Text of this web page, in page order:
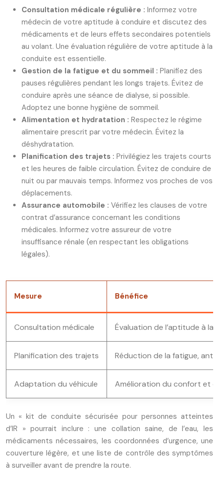
Consultation médicale régulière : Informez votre
médecin de votre aptitude à conduire et discutez des
médicaments et de leurs effets secondaires potentiels
au volant. Une évaluation régulière de votre aptitude à la
conduite est essentielle.
Gestion de la fatigue et du sommeil : Planifiez des
pauses régulières pendant les longs trajets. Évitez de
conduire après une séance de dialyse, si possible.
Adoptez une bonne hygiène de sommeil.
Alimentation et hydratation : Respectez le régime
alimentaire prescrit par votre médecin. Évitez la
déshydratation.
Planification des trajets : Privilégiez les trajets courts
et les heures de faible circulation. Évitez de conduire de
nuit ou par mauvais temps. Informez vos proches de vos
déplacements.
Assurance automobile : Vérifiez les clauses de votre
contrat d’assurance concernant les conditions
médicales. Informez votre assureur de votre
insuffisance rénale (en respectant les obligations
légales).
Mesure Bénéfice
Consultation médicale Évaluation de l’aptitude à
Planification des trajets Réduction de la fatigue,
Adaptation du véhicule Amélioration du confort et
Un « kit de conduite sécurisée pour personnes atteintes
d’IR » pourrait inclure : une collation saine, de l’eau, les
médicaments nécessaires, les coordonnées d’urgence, une
couverture légère, et une liste de contrôle des symptômes
à surveiller avant de prendre la route.